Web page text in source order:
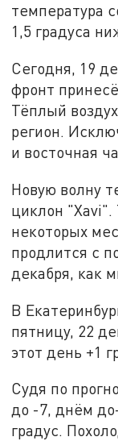
температура
1,5 градуса
Сегодня, 19
фронт
Тёплый
регион.
и восточная
Новую волну
циклон
некоторых
продлится с
декабря, как
В
пятницу, 22
этот день +1
Судя по
до -7, днём
градус.